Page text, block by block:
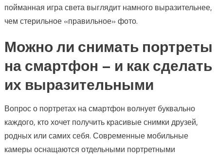
пойманная игра света выглядит намного выразительнее,
чем стерильное «правильное» фото.
Можно ли снимать портреты
на смартфон – и как сделать
их выразительными
Вопрос о портретах на смартфон волнует буквально
каждого, кто хочет получить красивые снимки друзей,
родных или самих себя. Современные мобильные
камеры оснащаются отдельными портретными